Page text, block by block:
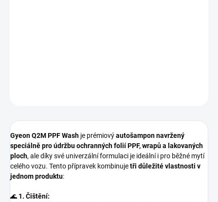
Gyeon Q2M PPF Wash je prémiovýautošampon navržený
speciálně pro údržbu ochranných folií PPF, wrapů a lakovaných
ploch, ale díky své univerzální formulaci je ideální i pro běžné mytí
celého vozu. Tento přípravek kombinujetři důležité vlastnosti v
jednom produktu:
🌊 1. Čištění: